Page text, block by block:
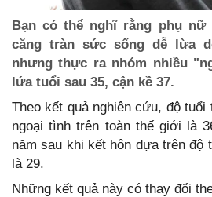
Bạn có thể nghĩ rằng phụ
căng tràn sức sống dễ lừa
nhưng thực ra nhóm nhiều
lứa tuổi sau 35, cận kề 37.
Theo kết quả nghiên cứu, độ
ngoại tình trên toàn thế giới là
năm sau khi kết hôn dựa trên độ
là 29.
Những kết quả này có thay đổi